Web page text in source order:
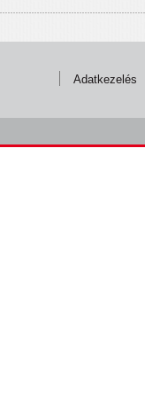
Adatkezelés